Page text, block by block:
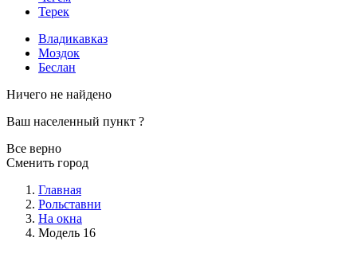
Терек
Владикавказ
Моздок
Беслан
Ничего не найдено
Ваш населенный пункт ?
Все верно
Сменить город
Главная
Рольставни
На окна
Модель 16